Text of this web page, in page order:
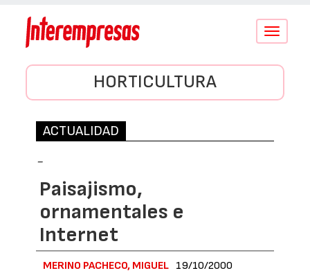
Conmutar
HORTICULTURA
ACTUALIDAD
-
Paisajismo,
ornamentales e
Internet
MERINO PACHECO, MIGUEL 19/10/2000